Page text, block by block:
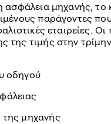
ασφάλεια μηχανής, το
παράγοντες
εταιρείες.
της τιμής στην
οδηγού
της μηχανής